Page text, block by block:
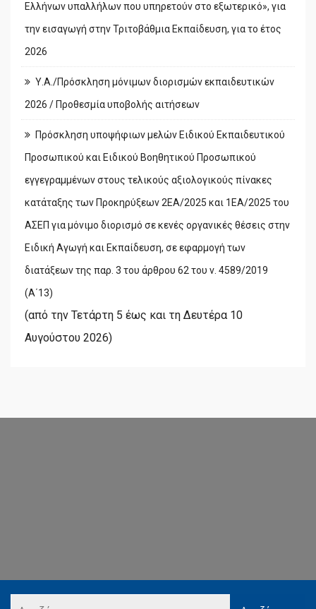
Ελλήνων υπαλλήλων που υπηρετούν στο εξωτερικό», για
την εισαγωγή στην Τριτοβάθμια Εκπαίδευση, για το έτος
2026
Υ.Α./Πρόσκληση μόνιμων διορισμών εκπαιδευτικών
2026 / Προθεσμία υποβολής αιτήσεων
Πρόσκληση υποψήφιων μελών Ειδικού Εκπαιδευτικού
Προσωπικού και Ειδικού Βοηθητικού Προσωπικού
εγγεγραμμένων στους τελικούς αξιολογικούς πίνακες
κατάταξης των Προκηρύξεων 2ΕΑ/2025 και 1ΕΑ/2025 του
ΑΣΕΠ για μόνιμο διορισμό σε κενές οργανικές θέσεις στην
Ειδική Αγωγή και Εκπαίδευση, σε εφαρμογή των
διατάξεων της παρ. 3 του άρθρου 62 του ν. 4589/2019
(Α΄13)
(από την Τετάρτη 5 έως και τη Δευτέρα 10
Αυγούστου 2026)